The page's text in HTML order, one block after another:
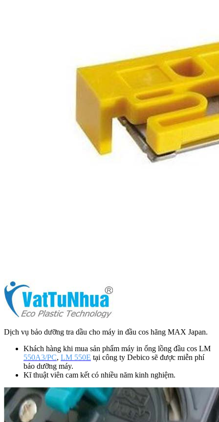
Dịch vụ bảo dưỡng tra dầu cho máy in đầu cos hãng MAX Japan.
Khách hàng khi mua sản phẩm máy in ống lồng đầu cos LM
550A3/PC, LM 550E tại công ty Debico sẽ được miễn phí
bảo dưỡng máy.
Kĩ thuật viên cam kết có nhiều năm kinh nghiệm.